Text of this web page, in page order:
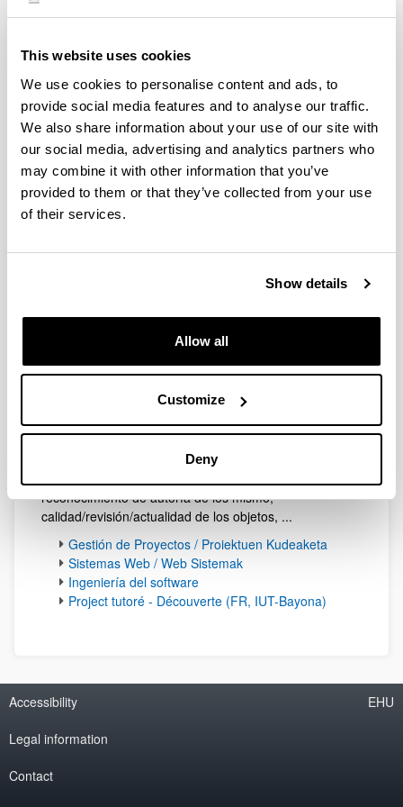
This website uses cookies
We use cookies to personalise content and ads, to
provide social media features and to analyse our traffic.
We also share information about your use of our site with
our social media, advertising and analytics partners who
may combine it with other information that you’ve
provided to them or that they’ve collected from your use
of their services.
Show details
Allow all
Customize
Deny
REUNIÓN DE SEGUIMIENTO DE LOS PIE 2017/18
asignaturas involucradas, alumnos
co-creadores y objetos de
aprendizaje online generados
(15.03.2018)
12/03/2018
Dentro de las asignaturas involucradas en el proyecto
creadores de conocimiento. La tabla muestra los
diversos tipos de objetos digitales de aprendizaje online
(videos, blogs, cuestiones y portales web) creados por
los alumnos hasta febrero de 2018.
Ello ha generado nuevos retos que afrontar: gestión
reconocimiento de autoría de los mismo,
calidad/revisión/actualidad de los objetos, ...
Gestión de Proyectos / Proiektuen Kudeaketa
Sistemas Web / Web Sistemak
Ingeniería del software
Project tutoré - Découverte (FR, IUT-Bayona)
Accessibility
Legal information
Contact
EHU